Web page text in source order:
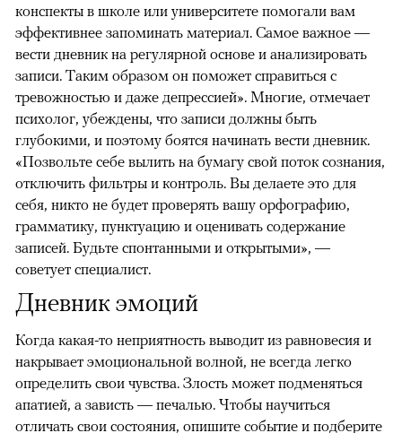
конспекты в школе или университете помогали вам
эффективнее запоминать материал. Самое важное —
вести дневник на регулярной основе и анализировать
записи. Таким образом он поможет справиться с
тревожностью и даже депрессией». Многие, отмечает
психолог, убеждены, что записи должны быть
глубокими, и поэтому боятся начинать вести дневник.
«Позвольте себе вылить на бумагу свой поток сознания,
отключить фильтры и контроль. Вы делаете это для
себя, никто не будет проверять вашу орфографию,
грамматику, пунктуацию и оценивать содержание
записей. Будьте спонтанными и открытыми», —
советует специалист.
Дневник эмоций
Когда какая-то неприятность выводит из равновесия и
накрывает эмоциональной волной, не всегда легко
определить свои чувства. Злость может подменяться
апатией, а зависть — печалью. Чтобы научиться
отличать свои состояния, опишите событие и подберите